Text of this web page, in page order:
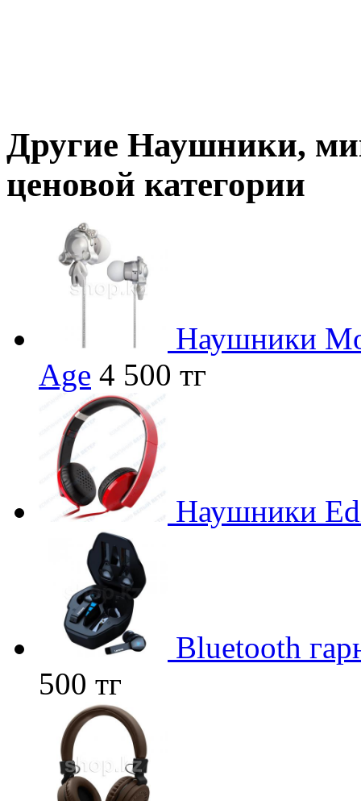
Другие Наушники,
ценовой категории
Наушники
Age 4 500 тг
Наушники
Bluetooth
500 тг